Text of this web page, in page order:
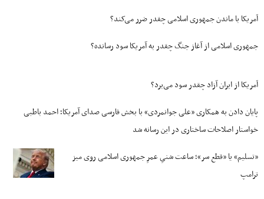
آمریکا با ماندن جمهوری اسلامی چقدر ضرر می‌کند؟
جمهوری اسلامی از آغاز جنگ چقدر به آمریکا سود رسانده؟
آمریکا از ایران آزاد چقدر سود می‌برد؟
پایان دادن به همکاری «علی جوانمردی» با بخش فارسی صدای آمریکا؛ احمد باطبی
خواستار اصلاحات ساختاری در این رسانه شد
«تسلیم» یا «قطع سر»؛ ساعت شنیِ عمرِ جمهوری اسلامی روی میز
ترامپ